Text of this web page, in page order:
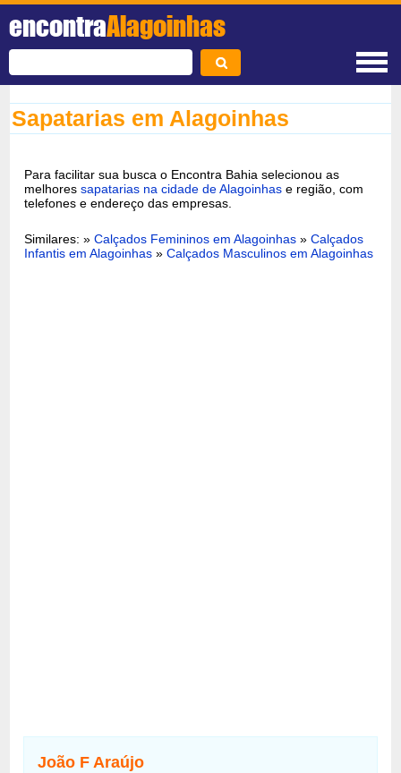
encontraAlagoinhas
Sapatarias em Alagoinhas
Para facilitar sua busca o Encontra Bahia selecionou as
melhoressapatarias na cidade de Alagoinhas e região, com
telefones e endereço das empresas.
Similares: »Calçados Femininos em Alagoinhas »Calçados
Infantis em Alagoinhas »Calçados Masculinos em Alagoinhas
João F Araújo